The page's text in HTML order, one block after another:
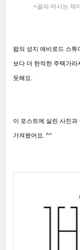
<골라 마시는 재
팝의 성지 애비로드 스
보다 더 한적한 주택가
듯해요.
이 포스트에 실린 사진
가져왔어요. ^^